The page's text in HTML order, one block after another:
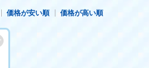
価格が安い順 価格が高い順